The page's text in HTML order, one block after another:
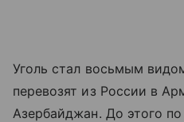
Уголь стал восьмым
перевозят из России в
Азербайджан. До этого